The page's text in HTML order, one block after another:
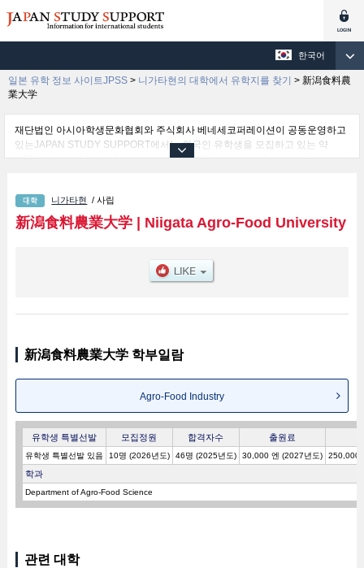
한국어
일본 유학 정보 사이트JPSS > 니가타현의 대학에서 유학지를 찾기 > 新潟食料農
業大学
재단법인 아시아학생문화협회와 주식회사 베네세코퍼레이션이 공동운영하고
있는JAPAN STUDY SUPPORT에서는 외국인 유학생을 모집하고 있는 약
1,300여 개의 대학・대학원・단기대학・전문학교의 정보를 게재하고 있습니
Industry 학부 등의 학부별 정보, 모집정원과 합격자수 등의 입시정보, 시설안
내, 교통정보 등 외국인 유학생에게 유익하고 필요한 정보를 게재하고 있으므
로 많이 이용해 주시기 바랍니다.
니가타현 / 사립
新潟食料農業大学| Niigata Agro-Food University
新潟食料農業大学 학부일람
Agro-Food Industry
유학생 특별선발 모집정원 합격자수 출원료
유학생 특별선발 있음 10명 (2026년도) 46명 (2025년도) 30,000 엔 (2027년도) 250,000
학과
Department of Agro-Food Science
관련 대학